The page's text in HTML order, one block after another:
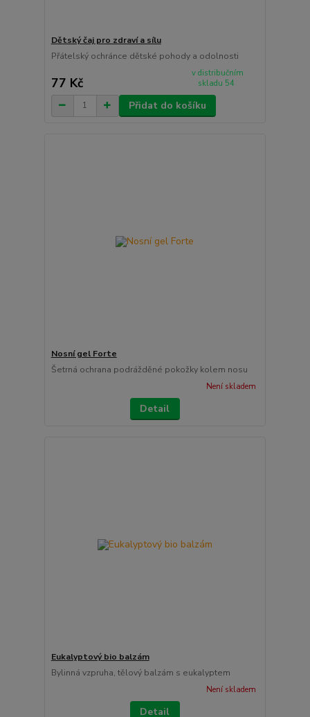
Dětský čaj pro zdraví a sílu
Přátelský ochránce dětské pohody a odolnosti
77 Kč
v distribučním
skladu 54
Přidat do košíku
Nosní gel Forte
Šetrná ochrana podrážděné pokožky kolem nosu
Není skladem
Detail
Eukalyptový bio balzám
Bylinná vzpruha, tělový balzám s eukalyptem
Není skladem
Detail